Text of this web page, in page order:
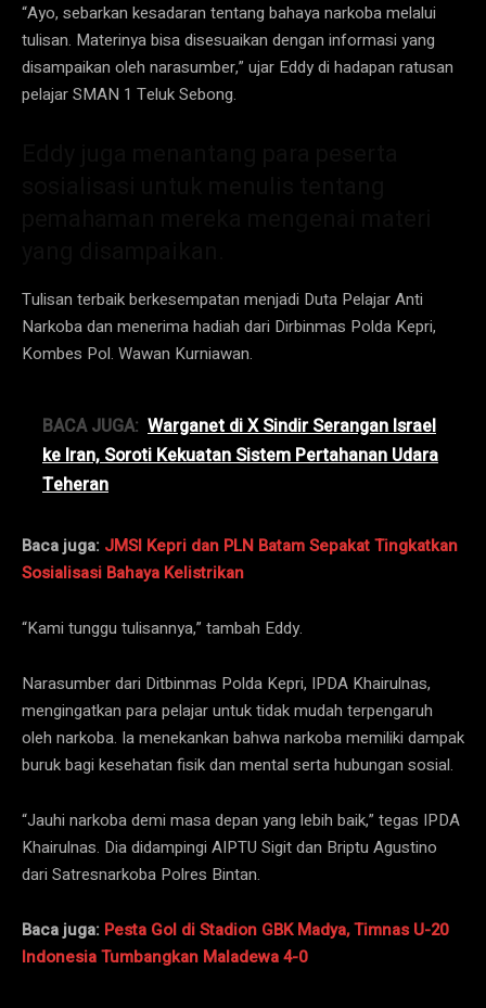
“Ayo, sebarkan kesadaran tentang bahaya narkoba melalui
tulisan. Materinya bisa disesuaikan dengan informasi yang
disampaikan oleh narasumber,” ujar Eddy di hadapan ratusan
pelajar SMAN 1 Teluk Sebong.
Tulisan terbaik berkesempatan menjadi Duta Pelajar Anti
Narkoba dan menerima hadiah dari Dirbinmas Polda Kepri,
Kombes Pol. Wawan Kurniawan.
BACA JUGA: Warganet di X Sindir Serangan Israel
ke Iran, Soroti Kekuatan Sistem Pertahanan Udara
Teheran
Baca juga: JMSI Kepri dan PLN Batam Sepakat Tingkatkan
Sosialisasi Bahaya Kelistrikan
“Kami tunggu tulisannya,” tambah Eddy.
Narasumber dari Ditbinmas Polda Kepri, IPDA Khairulnas,
mengingatkan para pelajar untuk tidak mudah terpengaruh
oleh narkoba. Ia menekankan bahwa narkoba memiliki dampak
buruk bagi kesehatan fisik dan mental serta hubungan sosial.
“Jauhi narkoba demi masa depan yang lebih baik,” tegas IPDA
Khairulnas. Dia didampingi AIPTU Sigit dan Briptu Agustino
dari Satresnarkoba Polres Bintan.
Baca juga: Pesta Gol di Stadion GBK Madya, Timnas U-20
Indonesia Tumbangkan Maladewa 4-0